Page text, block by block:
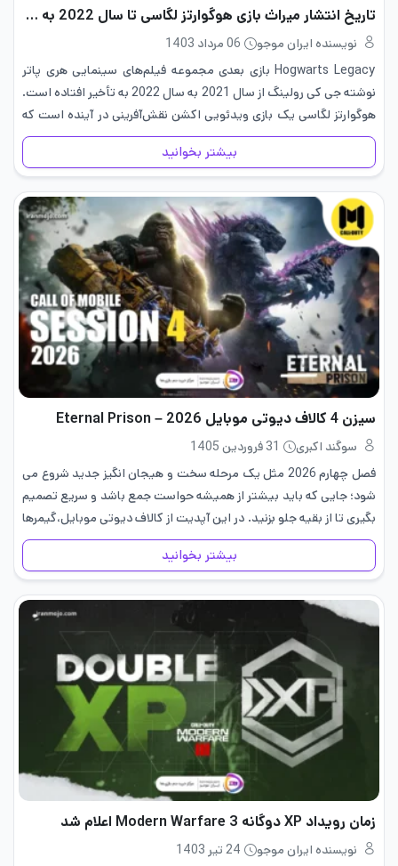
تاریخ انتشار میراث بازی هوگوارتز لگاسی تا سال 2022 به تأخیر افتاد
نویسنده ایران موجو
06 مرداد 1403
Hogwarts Legacy بازی بعدی مجموعه فیلم‌های سینمایی هری پاتر
نوشته جی کی رولینگ از سال 2021 به سال 2022 به تأخیر افتاده است.
هوگوارتز لگاسی یک بازی ویدئویی اکشن نقش‌آفرینی در آینده است که
در اواخر 1800 در Wizarding World…
بیشتر بخوانید
سیزن 4 کالاف دیوتی موبایل 2026 – Eternal Prison
سوگند اکبری
31 فروردین 1405
فصل چهارم 2026 مثل یک مرحله سخت و هیجان انگیز جدید شروع می
شود؛ جایی که باید بیشتر از همیشه حواست جمع باشد و سریع تصمیم
بگیری تا از بقیه جلو بزنید. در این آپدیت از کالاف دیوتی موبایل،گیمرها
وارد…
بیشتر بخوانید
زمان رویداد XP دوگانه Modern Warfare 3 اعلام شد
نویسنده ایران موجو
24 تیر 1403